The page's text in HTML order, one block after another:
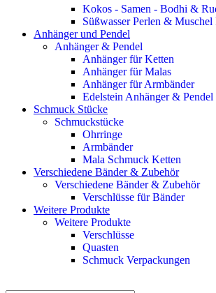
Kokos - Samen - Bodhi &
Süßwasser Perlen & Muschel
Anhänger und Pendel
Anhänger & Pendel
Anhänger für Ketten
Anhänger für Malas
Anhänger für Armbänder
Edelstein Anhänger & Pendel
Schmuck Stücke
Schmuckstücke
Ohrringe
Armbänder
Mala Schmuck Ketten
Verschiedene Bänder & Zubehör
Verschiedene Bänder & Zubehör
Verschlüsse für Bänder
Weitere Produkte
Weitere Produkte
Verschlüsse
Quasten
Schmuck Verpackungen